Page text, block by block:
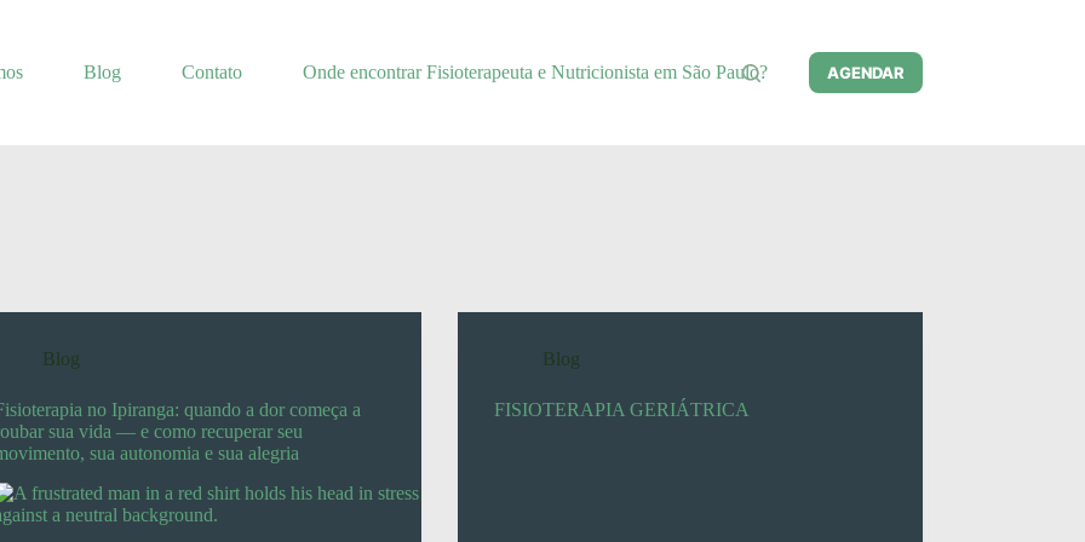
Blog Contato Onde encontrar Fisioterapeuta e Nutricionista em São Paulo? AGENDAR
Blog
no Ipiranga: quando a dor começa a
sua vida — e como recuperar seu
sua autonomia e sua alegria
Blog
FISIOTERAPIA GERIÁTRICA